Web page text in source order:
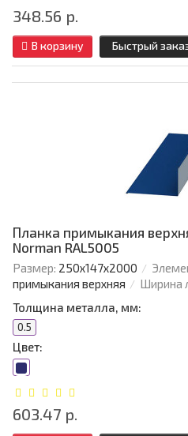
348.56 р.
В корзину Быстрый
Планка примыкания
Norman RAL5005
Размер: 250х147х2000
примыкания верхняя
Ширина
Толщина металла, мм:
0.5
Цвет:
603.47 р.